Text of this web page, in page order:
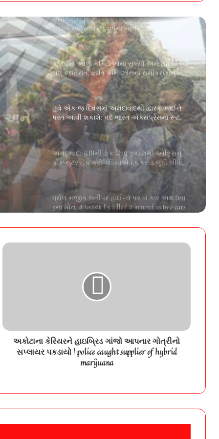
દાદાની નજર સામે 5 વર્ષના બાળકને સિંહણે ફાડી
Death by Lioness in Chaturi Village
AMCમાં આજે કમિટીઓના સભ્યો અને હોદ્દેદારોની
થશે જાહેરાત, જ્ઞાતિ અને ઝોનના સમીકરણોનું
સંતુલન જાળવવા કરાશે પ્રયાસ | Ahmedabad
AMC Committees to Be Finalized Today With Key
Posts Up for Selection
હવે એક જ દિવસમાં અમદાવાદથી દ્વારકા જઈને
પરત આવી શકાશે: વંદે ભારત એક્સપ્રેસના રૂટ,
સમય અને સ્ટેશનમાં મોટો ફેરફાર |
ahmedabad/sabarmati okha vande bharat express
schedule change ambli road new halt
અમદાવાદ: RBIની ફેક ઝિપ ફાઈલથી ઓફિસનું
કોમ્પ્યુટર હેક કરી ગઠિયાએ 1.5 કરોડ લૂંટી લીધા,
રિયલ એસ્ટેટ એજન્ટે નોંધાવી ફરિયાદ | Fake RBI
Notice Leads to Rs 1 5 Crore Scam After Office
Computer Hack
ધ્રોલ નજીક લતીપર હાઈ-વે પર બે કાર અથડાતા
3ના મોત, 4 ઘવાયા | 3 killed 4 injured as two cars
collide on Latipar Highway near Dhrol
ત્રાસી યુવાનનો આપઘાત | A young man in
and threatened by moneylenders
કરોડનો મુદ્દામાલ જપ્ત | Raids on mineral thieves at
nine places in Saurashtra goods worth Rs 8 85
crore seized
સંગઠન અને ચૂંટાયેલી પાંખ વચ્ચેની ખેંચતાણ વચ્ચે
આજે વડોદરા જિલ્લા પંચાયતની આઠ સમિતિઓ
રચાશે | eight committes of vadodara district
સુરત અને લખનઉના ટ્યુશન ક્લાસની દુર્ઘટના બાદ
checking of private tuition classes
અકોટાના કેરિયરને હાઇબ્રિડ ગાંજો આપનાર ગોત્રીનો
સપ્લાયર પકડાયો | police caught supplier of hybrid
marijuana